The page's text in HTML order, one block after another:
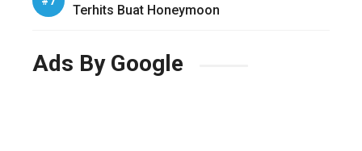
Terhits Buat Honeymoon
Ads By Google